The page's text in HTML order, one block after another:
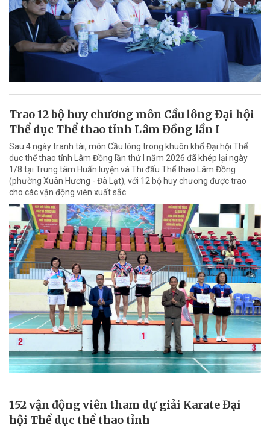
Trao 12 bộ huy chương môn Cầu lông Đại hội
Thể dục Thể thao tỉnh Lâm Đồng lần I
Sau 4 ngày tranh tài, môn Cầu lông trong khuôn khổ Đại hội Thể
dục thể thao tỉnh Lâm Đồng lần thứ I năm 2026 đã khép lại ngày
1/8 tại Trung tâm Huấn luyện và Thi đấu Thể thao Lâm Đồng
(phường Xuân Hương - Đà Lạt), với 12 bộ huy chương được trao
cho các vận động viên xuất sắc.
152 vận động viên tham dự giải Karate Đại
hội Thể dục thể thao tỉnh